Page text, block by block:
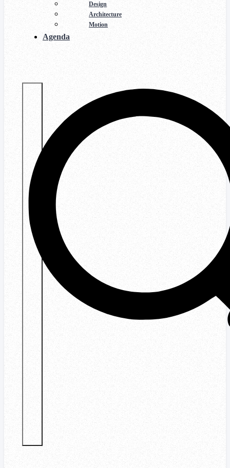
Design
Architecture
Motion
Agenda